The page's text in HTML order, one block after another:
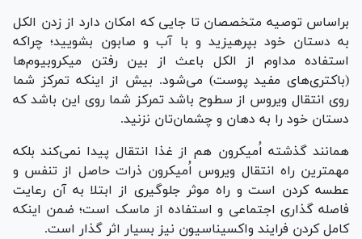
براساس توصیه متخصصان تا جایی که امکان دارد از زدن الکل
به دستان خود بپرهیزید و با آب و صابون بشویید؛ چراکه
استفاده مداوم از الکل باعث از بین رفتن میکروبیوم‌ها
(باکتری‌های مفید پوست) می‌شود. بیش از اینکه تمرکز شما
روی انتقال ویروس از سطوح باشد تمرکز شما روی این باشد که
دستان خود را به دهان و چشمان‌تان نزنید.
همانند گذشته اُمیکرون هم از غذا انتقال پیدا نمی‌کند بلکه
مهمترین راه انتقال ویروس اُمیکرون ذرات حاصل از تنفس و
عطسه کردن است و راه موثر جلوگیری از ابتلا به آن رعایت
فاصله گذاری اجتماعی و استفاده از ماسک است؛ ضمن اینکه
کامل کردن فرایند واکسیناسیون نیز بسیار اثر گذار است.